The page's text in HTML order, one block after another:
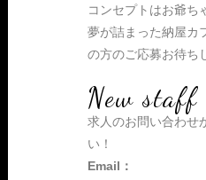
コンセプトはお爺ち
夢が詰まった納屋カ
の方のご応募お待ち
New staff
求人のお問い合わせ
い！
Email：